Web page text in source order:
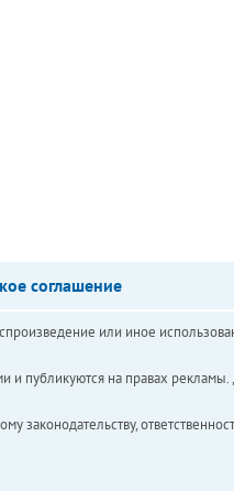
соглашение
или иное
на правах рекламы. ,
законодательству,